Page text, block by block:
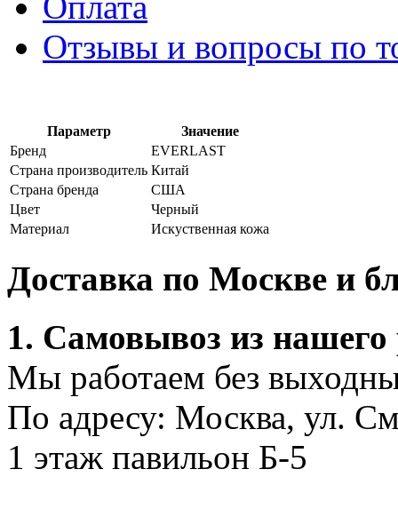
Отзывы и вопросы по
Параметр
Значение
Бренд
EVERLAST
Страна производитель Китай
Страна бренда
США
Цвет
Черный
Материал
Искуственная кожа
Доставка по Москве и
1. Самовывоз из нашего
Мы работаем без
По адресу: Москва, ул.
1 этаж павильон Б-5